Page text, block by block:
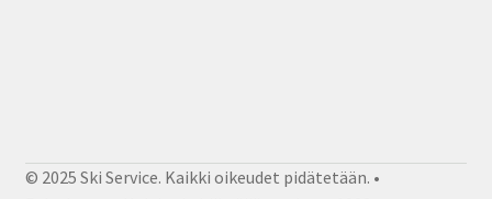
© 2025 Ski Service. Kaikki oikeudet pidätetään. •